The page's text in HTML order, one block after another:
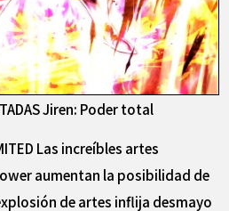
Jiren: Poder total
Las increíbles artes
aumentan la posibilidad de
de artes inflija desmayo